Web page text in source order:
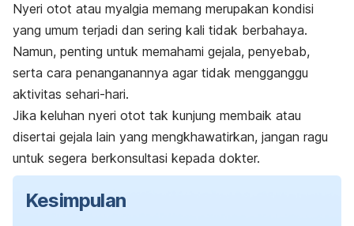
Nyeri otot atau myalgia memang merupakan kondisi
yang umum terjadi dan sering kali tidak berbahaya.
Namun, penting untuk memahami gejala, penyebab,
serta cara penanganannya agar tidak mengganggu
aktivitas sehari-hari.
Jika keluhan nyeri otot tak kunjung membaik atau
disertai gejala lain yang mengkhawatirkan, jangan ragu
untuk segera berkonsultasi kepada dokter.
Kesimpulan